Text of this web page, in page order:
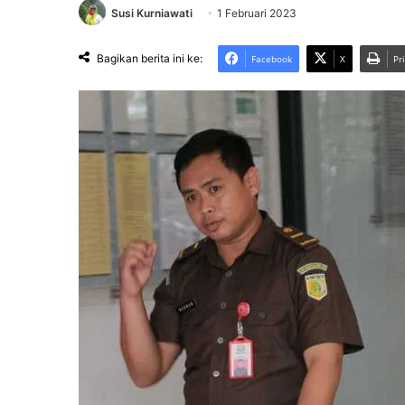
Susi Kurniawati 1 Februari 2023
Bagikan berita ini ke: Facebook X